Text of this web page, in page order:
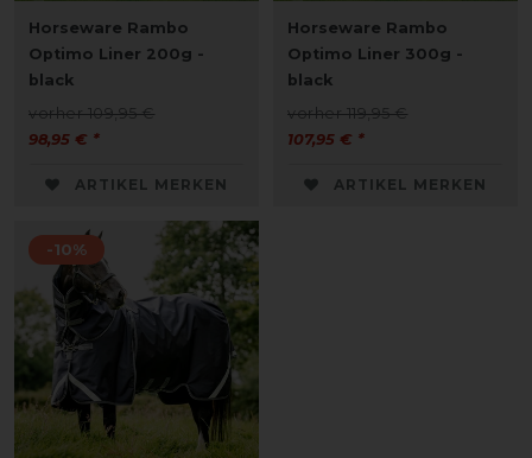
Horseware Rambo
Optimo Liner 200g -
black
vorher 109,95 €
98,95 € *
ARTIKEL MERKEN
Horseware Rambo
Optimo Liner 300g -
black
vorher 119,95 €
107,95 € *
ARTIKEL MERKEN
-10%